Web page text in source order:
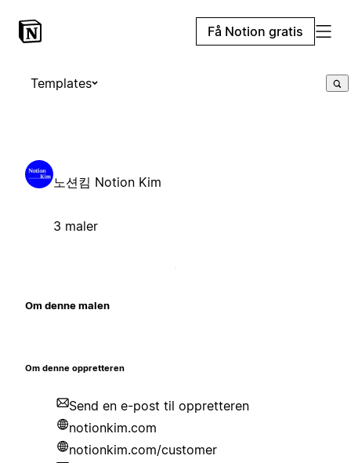
Få Notion gratis
Templates
노션킴 Notion Kim
3 maler
Om denne malen
Om denne oppretteren
Send en e-post til oppretteren
notionkim.com
notionkim.com/customer